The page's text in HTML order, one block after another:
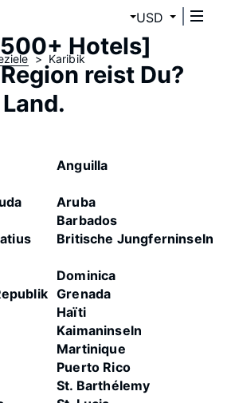
USD
KaribikHotels]
reist Du?
Anguilla
Aruba
Barbados
Britische Jungferninseln
Dominica
Grenada
Haïti
Kaimaninseln
Martinique
Puerto Rico
St. Barthélemy